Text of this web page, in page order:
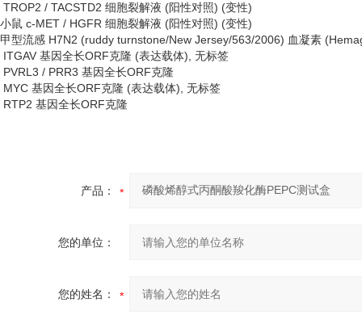
TROP2 / TACSTD2 细胞裂解液 (阳性对照) (变性)
小鼠 c-MET / HGFR 细胞裂解液 (阳性对照) (变性)
甲型流感 H7N2 (ruddy turnstone/New Jersey/563/2006) 血凝素
ITGAV 基因全长ORF克隆 (表达载体), 无标签
PVRL3 / PRR3 基因全长ORF克隆
MYC 基因全长ORF克隆 (表达载体), 无标签
RTP2 基因全长ORF克隆
产品：
您的单位：
您的姓名：